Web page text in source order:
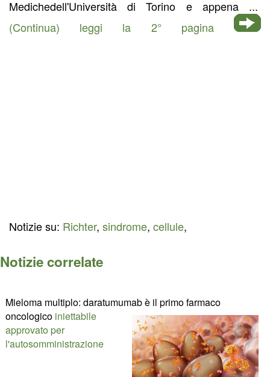
Medichedell'Università di Torino e appena ...
(Continua) leggi la 2° pagina
Notizie su: Richter, sindrome, cellule,
Notizie correlate
Mieloma multiplo: daratumumab è il primo farmaco
oncologico iniettabile
approvato per
l'autosomministrazione